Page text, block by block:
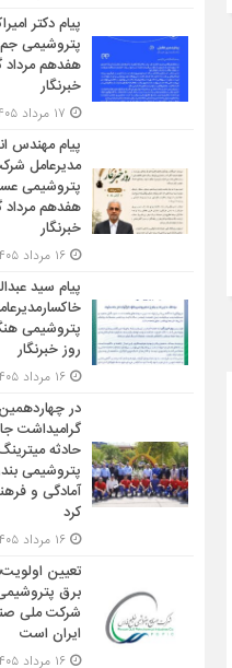
پیام دکتر
پتروشیمی
هفدهم مرداد
خبرنگار
پیام مهندس
مدیرعامل
پتروشیمی
هفدهم مرداد
خبرنگار
پیام سید
پتروشیمی
روز خبرنگار
در
گرامیداشت
حادثه
پتروشیمی
آمادگی و
کرد
تعیین
برق
شرکت ملی
ایران است